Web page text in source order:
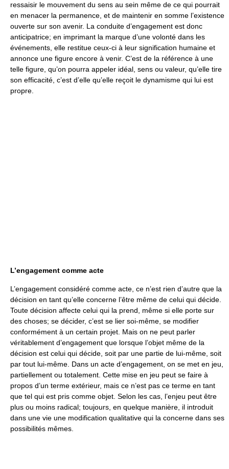
ressaisir le mouvement du sens au sein même de ce qui pourrait
en menacer la permanence, et de maintenir en somme l’existence
ouverte sur son avenir. La conduite d’engagement est donc
anticipatrice; en imprimant la marque d’une volonté dans les
événements, elle restitue ceux-ci à leur signification humaine et
annonce une figure encore à venir. C’est de la référence à une
telle figure, qu’on pourra appeler idéal, sens ou valeur, qu’elle tire
son efficacité, c’est d’elle qu’elle reçoit le dynamisme qui lui est
propre.
L’engagement comme acte
L’engagement considéré comme acte, ce n’est rien d’autre que la
décision en tant qu’elle concerne l’être même de celui qui décide.
Toute décision affecte celui qui la prend, même si elle porte sur
des choses; se décider, c’est se lier soi-même, se modifier
conformément à un certain projet. Mais on ne peut parler
véritablement d’engagement que lorsque l’objet même de la
décision est celui qui décide, soit par une partie de lui-même, soit
par tout lui-même. Dans un acte d’engagement, on se met en jeu,
partiellement ou totalement. Cette mise en jeu peut se faire à
propos d’un terme extérieur, mais ce n’est pas ce terme en tant
que tel qui est pris comme objet. Selon les cas, l’enjeu peut être
plus ou moins radical; toujours, en quelque manière, il introduit
dans une vie une modification qualitative qui la concerne dans ses
possibilités mêmes.